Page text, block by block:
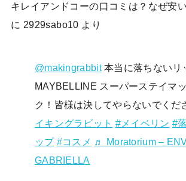
キレイアンドコーの口コミは？なぜ安
に 2929sabo10 より
@makingrabbit本当に落ちないリ
MAYBELLINE スーパーステイマ
ク！皆様は決してやらないでくだ
イキングラビット #メイベリン #
ップ #コスメ ♬ Moratorium –
GABRIELLA